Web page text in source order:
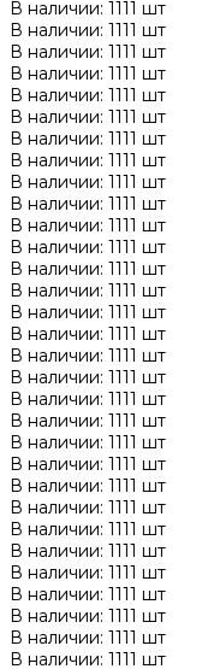
В наличии: 1111 шт
В наличии: 1111 шт
В наличии: 1111 шт
В наличии: 1111 шт
В наличии: 1111 шт
В наличии: 1111 шт
В наличии: 1111 шт
В наличии: 1111 шт
В наличии: 1111 шт
В наличии: 1111 шт
В наличии: 1111 шт
В наличии: 1111 шт
В наличии: 1111 шт
В наличии: 1111 шт
В наличии: 1111 шт
В наличии: 1111 шт
В наличии: 1111 шт
В наличии: 1111 шт
В наличии: 1111 шт
В наличии: 1111 шт
В наличии: 1111 шт
В наличии: 1111 шт
В наличии: 1111 шт
В наличии: 1111 шт
В наличии: 1111 шт
В наличии: 1111 шт
В наличии: 1111 шт
В наличии: 1111 шт
В наличии: 1111 шт
В наличии: 1111 шт
В наличии: 1111 шт